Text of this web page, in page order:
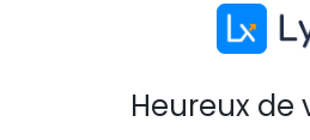
Heureux de